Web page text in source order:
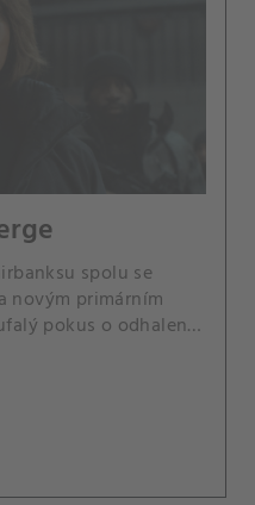
spolu se
novým primárním
pokus o odhalení